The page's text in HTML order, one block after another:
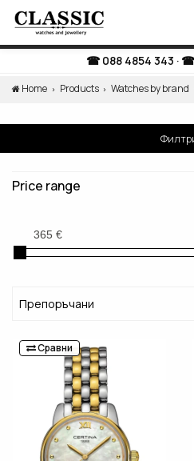
088 4854 343 ·
Home Products Watches by brand
Price range
Сравни